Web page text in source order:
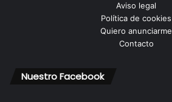
Aviso legal
Política de cookies
Quiero anunciarme
Contacto
Nuestro Facebook